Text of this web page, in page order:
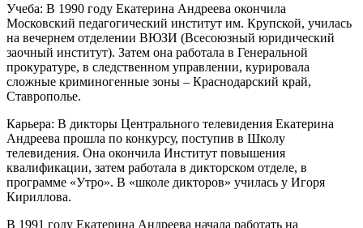
Учеба: В 1990 году Екатерина Андреева окончила
Московский педагогический институт им. Крупской, училась
на вечернем отделении ВЮЗИ (Всесоюзный юридический
заочный институт). Затем она работала в Генеральной
прокуратуре, в следственном управлении, курировала
сложные криминогенные зоны – Краснодарский край,
Ставрополье.
Карьера: В дикторы Центрального телевидения Екатерина
Андреева прошла по конкурсу, поступив в Школу
телевидения. Она окончила Институт повышения
квалификации, затем работала в дикторском отделе, в
программе «Утро». В «школе дикторов» училась у Игоря
Кириллова.
В 1991 году Екатерина Андреева начала работать на